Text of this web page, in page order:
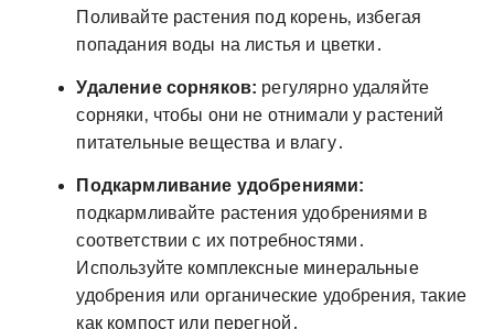
Поливайте растения под корень‚ избегая
попадания воды на листья и цветки․
Удаление сорняков: регулярно удаляйте
сорняки‚ чтобы они не отнимали у растений
питательные вещества и влагу․
Подкармливание удобрениями:
подкармливайте растения удобрениями в
соответствии с их потребностями․
Используйте комплексные минеральные
удобрения или органические удобрения‚ такие
как компост или перегной․